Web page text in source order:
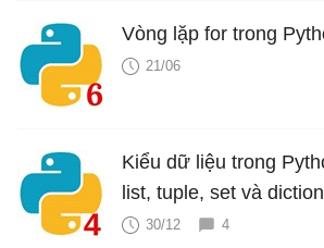
Vòng lặp for trong
21/06
Kiểu dữ liệu trong
list, tuple, set và
30/12 4